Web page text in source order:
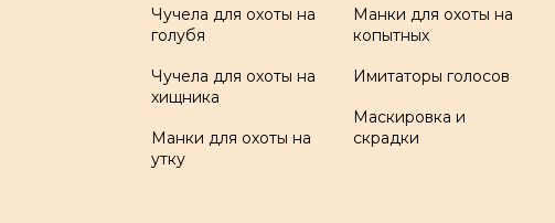
Чучела для охоты на
голубя
Чучела для охоты на
хищника
Манки для охоты на
утку
Манки для охоты на
копытных
Имитаторы голосов
Маскировка и
скрадки